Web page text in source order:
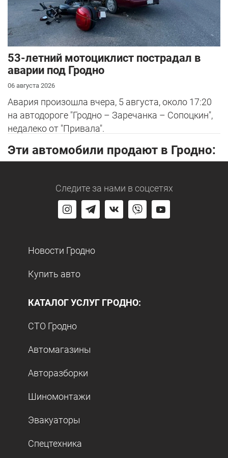
53-летний мотоциклист пострадал в
аварии под Гродно
06 августа 2026
Авария произошла вчера, 5 августа, около 17:20
на автодороге "Гродно – Заречанка – Сопоцкин",
недалеко от "Привала".
Эти автомобили продают в Гродно:
Следите за нами в соцсетях
Новости Гродно
Купить авто
КАТАЛОГ УСЛУГ ГРОДНО:
СТО Гродно
Автомагазины
Авторазборки
Шиномонтажи
Эвакуаторы
Спецтехника